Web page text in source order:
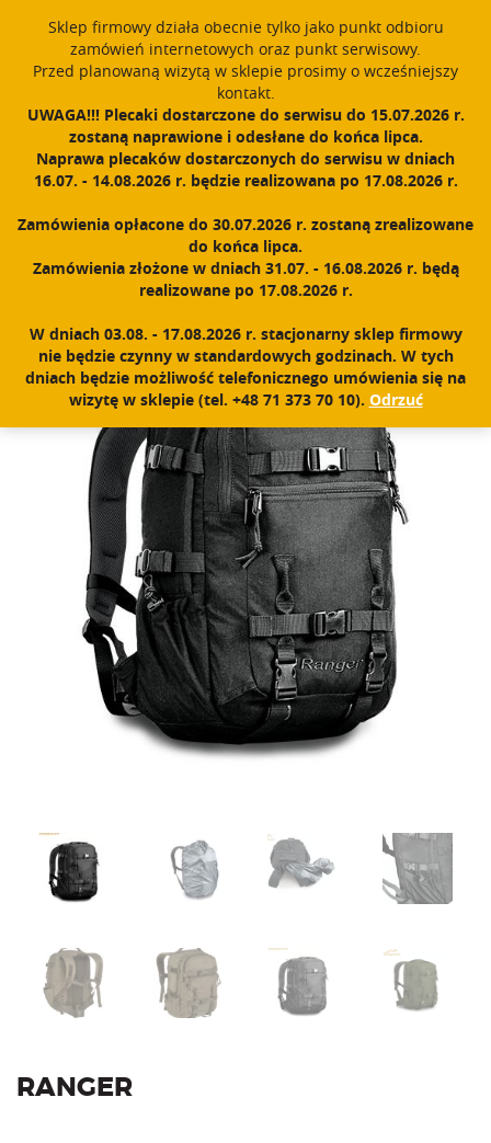
{dataLayer.push(arguments);} gtag('js', new Date()); gtag('config',
'UA-11892555-1');
PROUDLY MADE IN POLAND SINCE 1984 Polski
Zarejestruj się Zaloguj się 0
N
w
g
j
a
Ranger
RANGER
Sklep firmowy działa obecnie tylko jako punkt odbioru
zamówień internetowych oraz punkt serwisowy.
Przed planowaną wizytą w sklepie prosimy o wcześniejszy
kontakt.
UWAGA!!! Plecaki dostarczone do serwisu do 15.07.2026 r.
zostaną naprawione i odesłane do końca lipca.
Naprawa plecaków dostarczonych do serwisu w dniach
16.07. - 14.08.2026 r. będzie realizowana po 17.08.2026 r.
Zamówienia opłacone do 30.07.2026 r. zostaną zrealizowane
do końca lipca.
Zamówienia złożone w dniach 31.07. - 16.08.2026 r. będą
realizowane po 17.08.2026 r.
W dniach 03.08. - 17.08.2026 r. stacjonarny sklep firmowy
nie będzie czynny w standardowych godzinach. W tych
dniach będzie możliwość telefonicznego umówienia się na
wizytę w sklepie (tel. +48 71 373 70 10). Odrzuć